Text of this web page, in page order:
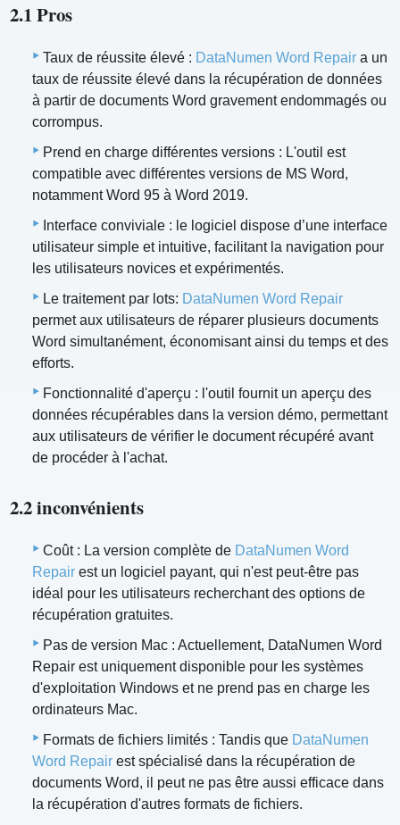
2.1 Pros
Taux de réussite élevé : DataNumen Word Repair a un
taux de réussite élevé dans la récupération de données
à partir de documents Word gravement endommagés ou
corrompus.
Prend en charge différentes versions : L'outil est
compatible avec différentes versions de MS Word,
notamment Word 95 à Word 2019.
Interface conviviale : le logiciel dispose d’une interface
utilisateur simple et intuitive, facilitant la navigation pour
les utilisateurs novices et expérimentés.
Le traitement par lots: DataNumen Word Repair
permet aux utilisateurs de réparer plusieurs documents
Word simultanément, économisant ainsi du temps et des
efforts.
Fonctionnalité d'aperçu : l'outil fournit un aperçu des
données récupérables dans la version démo, permettant
aux utilisateurs de vérifier le document récupéré avant
de procéder à l'achat.
2.2 inconvénients
Coût : La version complète de DataNumen Word
Repair est un logiciel payant, qui n'est peut-être pas
idéal pour les utilisateurs recherchant des options de
récupération gratuites.
Pas de version Mac : Actuellement, DataNumen Word
Repair est uniquement disponible pour les systèmes
d'exploitation Windows et ne prend pas en charge les
ordinateurs Mac.
Formats de fichiers limités : Tandis que DataNumen
Word Repair est spécialisé dans la récupération de
documents Word, il peut ne pas être aussi efficace dans
la récupération d'autres formats de fichiers.